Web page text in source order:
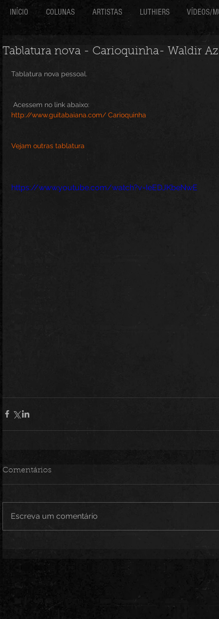
INÍCIO COLUNAS ARTISTAS LUTHIERS VÍDEOS/
Tablatura nova - Carioquinha- Waldir
Tablatura nova pessoal.
Acessem no link abaixo:
http://www.guitabaiana.com/ Carioquinha
Vejam outras tablatura
https://www.youtube.com/watch?v=IeEDJKbeNwE
Comentários
Escreva um comentário